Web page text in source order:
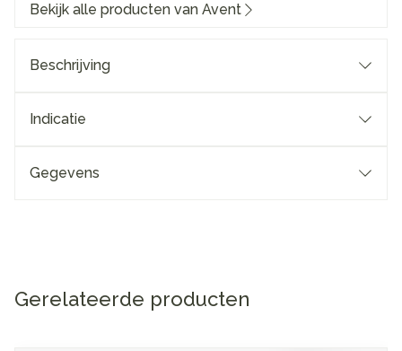
Bekijk alle producten van Avent
Beschrijving
Indicatie
Gegevens
Gerelateerde producten